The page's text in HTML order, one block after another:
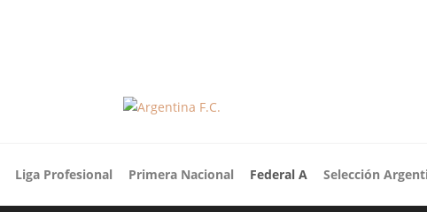
Liga Profesional Primera Nacional Federal A Selección